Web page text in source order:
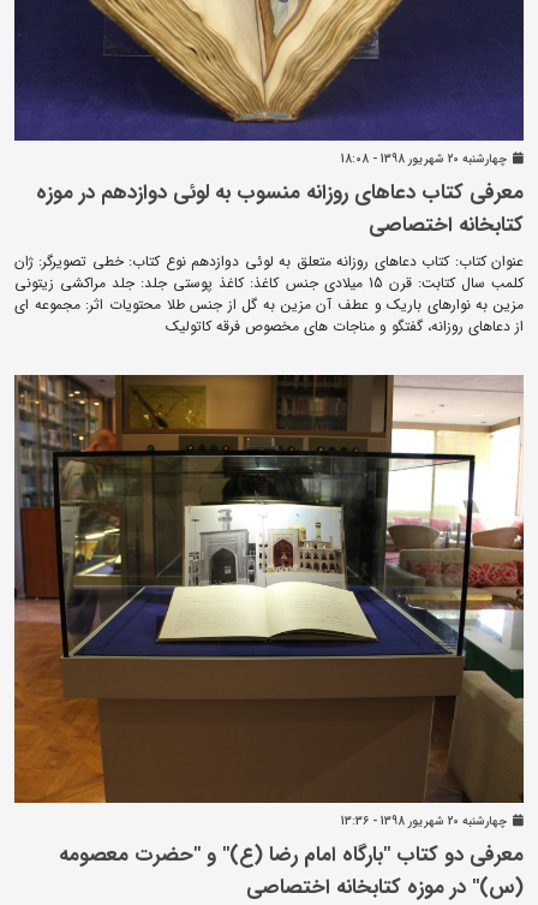
چهارشنبه 20 شهريور 1398 - 18:08
معرفی کتاب دعاهای روزانه منسوب به لوئی دوازدهم در موزه
کتابخانه اختصاصی
عنوان کتاب: کتاب دعاهای روزانه متعلق به لوئی دوازدهم نوع کتاب: خطی تصویرگر: ژان
کلمب سال کتابت: قرن 15 میلادی جنس کاغذ: کاغذ پوستی جلد: جلد مراکشی زیتونی
مزین به نوارهای باریک و عطف آن مزین به گل از جنس طلا محتویات اثر: مجموعه ای
از دعاهای روزانه، گفتگو و مناجات های مخصوص فرقه کاتولیک
چهارشنبه 20 شهريور 1398 - 13:36
معرفی دو کتاب "بارگاه امام رضا (ع)" و "حضرت معصومه
(س)" در موزه کتابخانه اختصاصی